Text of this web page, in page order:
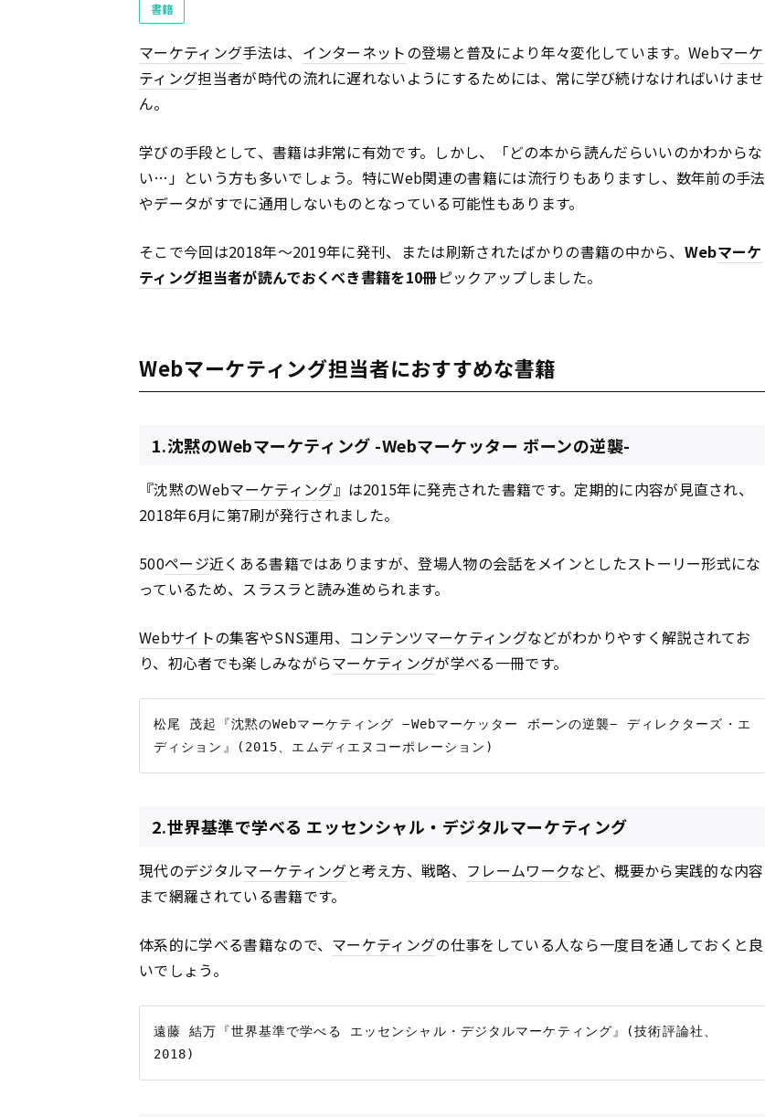
書籍
マーケティング手法は、 インターネットの登場と普及により年々変化しています。Webマーケ
ティング担当者が時代の流れに遅れないようにするためには、常に学び続けなければいけませ
ん。
学びの手段として、書籍は非常に有効です。しかし、「どの本から読んだらいいのかわからな
い…」という方も多いでしょう。特にWeb関連の書籍には流行りもありますし、数年前の手法
やデータがすでに通用しないものとなっている可能性もあります。
そこで今回は2018年〜2019年に発刊、または刷新されたばかりの書籍の中から、 Webマーケ
ティング担当者が読んでおくべき書籍を10冊ピックアップしました。
Webマーケティング担当者におすすめな書籍
1.沈黙のWebマーケティング -Webマーケッター ボーンの逆襲-
『沈黙のWebマーケティング』は2015年に発売された書籍です。定期的に内容が見直され、
2018年6月に第7刷が発行されました。
500ページ近くある書籍ではありますが、登場人物の会話をメインとしたストーリー形式にな
っているため、スラスラと読み進められます。
Webサイトの集客やSNS運用、 コンテンツマーケティングなどがわかりやすく解説されてお
り、初心者でも楽しみながらマーケティングが学べる一冊です。
松尾 茂起『沈黙のWebマーケティング −Webマーケッター ボーンの逆襲− ディレクターズ・エ
2.世界基準で学べる エッセンシャル・デジタルマーケティング
現代のデジタルマーケティングと考え方、戦略、 フレームワークなど、概要から実践的な内容
まで網羅されている書籍です。
体系的に学べる書籍なので、 マーケティングの仕事をしている人なら一度目を通しておくと良
いでしょう。
遠藤 結万『世界基準で学べる エッセンシャル・デジタルマーケティング』(技術評論社、